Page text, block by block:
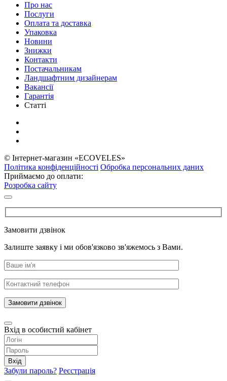
Про нас
Послуги
Оплата та доставка
Упаковка
Новини
Знижки
Контакти
Постачальникам
Ландшафтним дизайнерам
Вакансії
Гарантія
Статті
© Інтернет-магазин «ECOVELES»
Політика конфіденційності Обробка персональних даних
Приймаємо до оплати:
Розробка сайту
Замовити дзвінок
Залиште заявку і ми обов'язково зв'яжемось з Вами.
Замовити дзвінок
Вхід в особистий кабінет
Вхід
Забули пароль? Реєстрація